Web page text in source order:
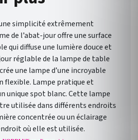
simplicité extrêmement
de l’abat-jour offre une surface
qui diffuse une lumière douce et
réglable de la lampe de table
une lampe d’une incroyable
flexible. Lampe pratique et
unique spot blanc. Cette lampe
utilisée dans différents endroits
concentrée ou un éclairage
où elle est utilisée.